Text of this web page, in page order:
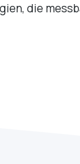
die